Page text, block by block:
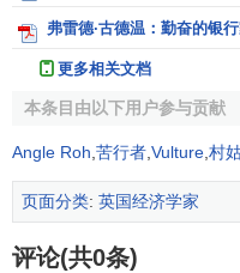
以后，<<时代>>周刊在刊
经济学家
者，并使他自然地成为
坎南的主要著作有:
<<初级政治经济学>>
弗雷德·古德温：勤奋的银
更多相关文档
本条目由以下用户参与贡献
Angle Roh 苦行者 Vulture 村
页面分类: 英国经济学家
评论(共0条)